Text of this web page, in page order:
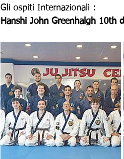
Gli ospiti Internazionali :
Hanshi John Greenhalgh 10th